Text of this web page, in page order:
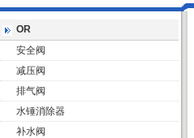
OR
安全阀
减压阀
排气阀
水锤消除器
补水阀